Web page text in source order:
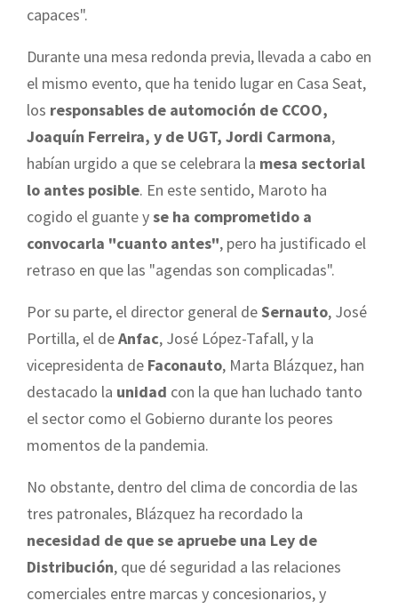
capaces".
Durante una mesa redonda previa, llevada a cabo en
el mismo evento, que ha tenido lugar en Casa Seat,
los responsables de automoción de CCOO,
Joaquín Ferreira, y de UGT, Jordi Carmona,
habían urgido a que se celebrara la mesa sectorial
lo antes posible. En este sentido, Maroto ha
cogido el guante yse ha comprometido a
convocarla "cuanto antes", pero ha justificado el
retraso en que las "agendas son complicadas".
Por su parte, el director general deSernauto, José
Portilla, el deAnfac, José López-Tafall, y la
vicepresidenta de Faconauto, Marta Blázquez, han
destacado la unidad con la que han luchado tanto
el sector como el Gobierno durante los peores
momentos de la pandemia.
No obstante, dentro del clima de concordia de las
tres patronales, Blázquez ha recordado la
necesidad de que se apruebe una Ley de
Distribución, que dé seguridad a las relaciones
comerciales entre marcas y concesionarios, y